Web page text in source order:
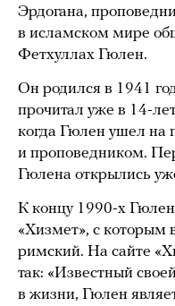
Эрдогана,
в исламском мире
Фетхуллах Гюлен.
Он родился в 1941
прочитал уже в 14-
когда Гюлен ушел
и проповедником.
Гюлена открылись
К концу 1990-х
«Хизмет», с которым
римский. На сайте
так: «Известный
в жизни, Гюлен